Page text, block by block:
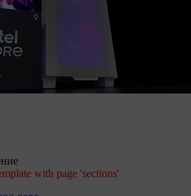
with page 'sections'